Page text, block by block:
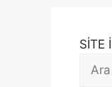
SİTE
için